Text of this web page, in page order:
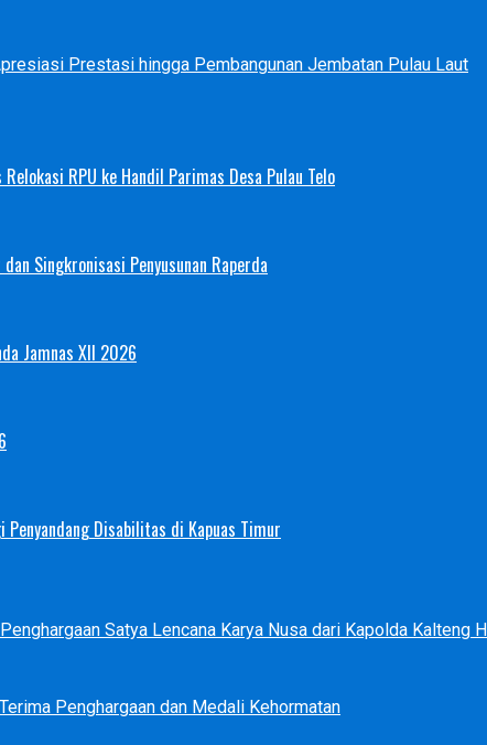
Prestasi hingga Pembangunan Jembatan Pulau Laut
RPU ke Handil Parimas Desa Pulau Telo
Singkronisasi Penyusunan Raperda
Jamnas XII 2026
Penyandang Disabilitas di Kapuas Timur
Satya Lencana Karya Nusa dari Kapolda Kalteng
Penghargaan dan Medali Kehormatan